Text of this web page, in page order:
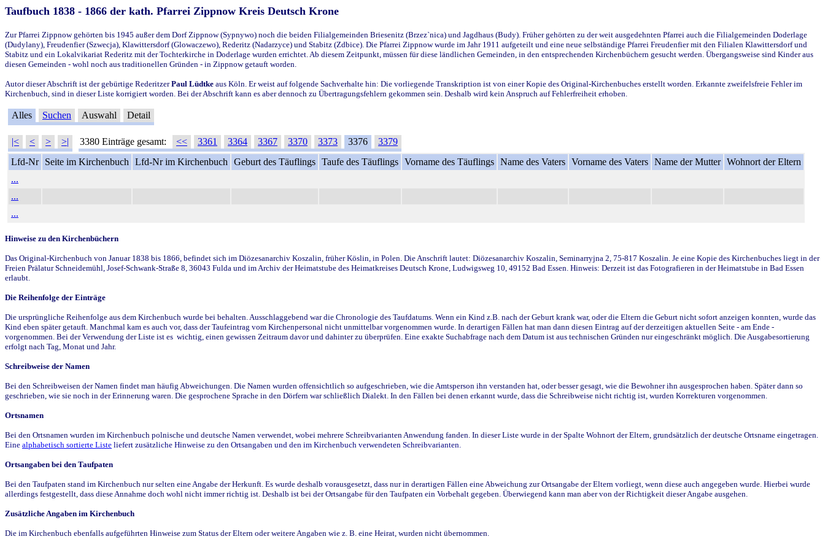
Taufbuch 1838 - 1866 der kath. Pfarrei Zippnow Kreis Deutsch Krone
Zur Pfarrei Zippnow gehörten bis 1945 außer dem Dorf Zippnow (Sypnywo) noch die beiden Filialgemeinden Briesenitz (Brzez`nica) und Jagdhaus (Budy). Früher gehörten zu der weit ausgedehnten Pfarrei auch die Filialgemeinden Doderlage
(Dudylany), Freudenfier (Szwecja), Klawittersdorf (Glowaczewo), Rederitz (Nadarzyce) und Stabitz (Zdbice). Die Pfarrei Zippnow wurde im Jahr 1911 aufgeteilt und eine neue selbständige Pfarrei Freudenfier mit den Filialen Klawittersdorf und
Stabitz und ein Lokalvikariat Rederitz mit der Tochterkirche in Doderlage wurden errichtet. Ab diesem Zeitpunkt, müssen für diese ländlichen Gemeinden, in den entsprechenden Kirchenbüchern gesucht werden. Übergangsweise sind Kinder aus
diesen Gemeinden - wohl noch aus traditionellen Gründen - in Zippnow getauft worden.
Autor dieser Abschrift ist der gebürtige RederitzerPaul Lüdtke aus Köln. Er weist auf folgende Sachverhalte hin: Die vorliegende Transkription ist von einer Kopie des Original-Kirchenbuches erstellt worden. Erkannte zweifelsfreie Fehler im
Kirchenbuch, sind in dieser Liste korrigiert worden. Bei der Abschrift kann es aber dennoch zu Übertragungsfehlern gekommen sein. Deshalb wird kein Anspruch auf Fehlerfreiheit erhoben.
Alles Suchen Auswahl Detail
|< < > >| 3380 Einträge gesamt: << 3361 3364 3367 3370 3373 3376
3379
Lfd-Nr
Seite im Kirchenbuch Lfd-Nr im Kirchenbuch Geburt des Täuflings Taufe des Täuflings Vorname des Täuflings Name des Vaters Vorname des Vaters Name der Mutter Wohnort der Eltern
...
...
...
Hinweise zu den Kirchenbüchern
Das Original-Kirchenbuch von Januar 1838 bis 1866, befindet sich im Diözesanarchiv Koszalin, früher Köslin, in Polen. Die Anschrift lautet: Diözesanarchiv Koszalin, Seminarryjna 2, 75-817 Koszalin. Je eine Kopie des Kirchenbuches liegt in der
Freien Prälatur Schneidemühl, Josef-Schwank-Straße 8, 36043 Fulda und im Archiv der Heimatstube des Heimatkreises Deutsch Krone, Ludwigsweg 10, 49152 Bad Essen. Hinweis: Derzeit ist das Fotografieren in der Heimatstube in Bad Essen
erlaubt.
Die Reihenfolge der Einträge
Die ursprüngliche Reihenfolge aus dem Kirchenbuch wurde bei behalten. Ausschlaggebend war die Chronologie des Taufdatums. Wenn ein Kind z.B. nach der Geburt krank war, oder die Eltern die Geburt nicht sofort anzeigen konnten, wurde das
Kind eben später getauft. Manchmal kam es auch vor, dass der Taufeintrag vom Kirchenpersonal nicht unmittelbar vorgenommen wurde. In derartigen Fällen hat man dann diesen Eintrag auf der derzeitigen aktuellen Seite - am Ende -
vorgenommen. Bei der Verwendung der Liste ist es wichtig, einen gewissen Zeitraum davor und dahinter zu überprüfen. Eine exakte Suchabfrage nach dem Datum ist aus technischen Gründen nur eingeschränkt möglich. Die Ausgabesortierung
erfolgt nach Tag, Monat und Jahr.
Schreibweise der Namen
Bei den Schreibweisen der Namen findet man häufig Abweichungen. Die Namen wurden offensichtlich so aufgeschrieben, wie die Amtsperson ihn verstanden hat, oder besser gesagt, wie die Bewohner ihn ausgesprochen haben. Später dann so
geschrieben, wie sie noch in der Erinnerung waren. Die gesprochene Sprache in den Dörfern war schließlich Dialekt. In den Fällen bei denen erkannt wurde, dass die Schreibweise nicht richtig ist, wurden Korrekturen vorgenommen.
Ortsnamen
Bei den Ortsnamen wurden im Kirchenbuch polnische und deutsche Namen verwendet, wobei mehrere Schreibvarianten Anwendung fanden. In dieser Liste wurde in der Spalte Wohnort der Eltern, grundsätzlich der deutsche Ortsname eingetragen.
Eine alphabetisch sortierte Liste liefert zusätzliche Hinweise zu den Ortsangaben und den im Kirchenbuch verwendeten Schreibvarianten.
Ortsangaben bei den Taufpaten
Bei den Taufpaten stand im Kirchenbuch nur selten eine Angabe der Herkunft. Es wurde deshalb vorausgesetzt, dass nur in derartigen Fällen eine Abweichung zur Ortsangabe der Eltern vorliegt, wenn diese auch angegeben wurde. Hierbei wurde
allerdings festgestellt, dass diese Annahme doch wohl nicht immer richtig ist. Deshalb ist bei der Ortsangabe für den Taufpaten ein Vorbehalt gegeben. Überwiegend kann man aber von der Richtigkeit dieser Angabe ausgehen.
Zusätzliche Angaben im Kirchenbuch
Die im Kirchenbuch ebenfalls aufgeführten Hinweise zum Status der Eltern oder weitere Angaben wie z. B. eine Heirat, wurden nicht übernommen.